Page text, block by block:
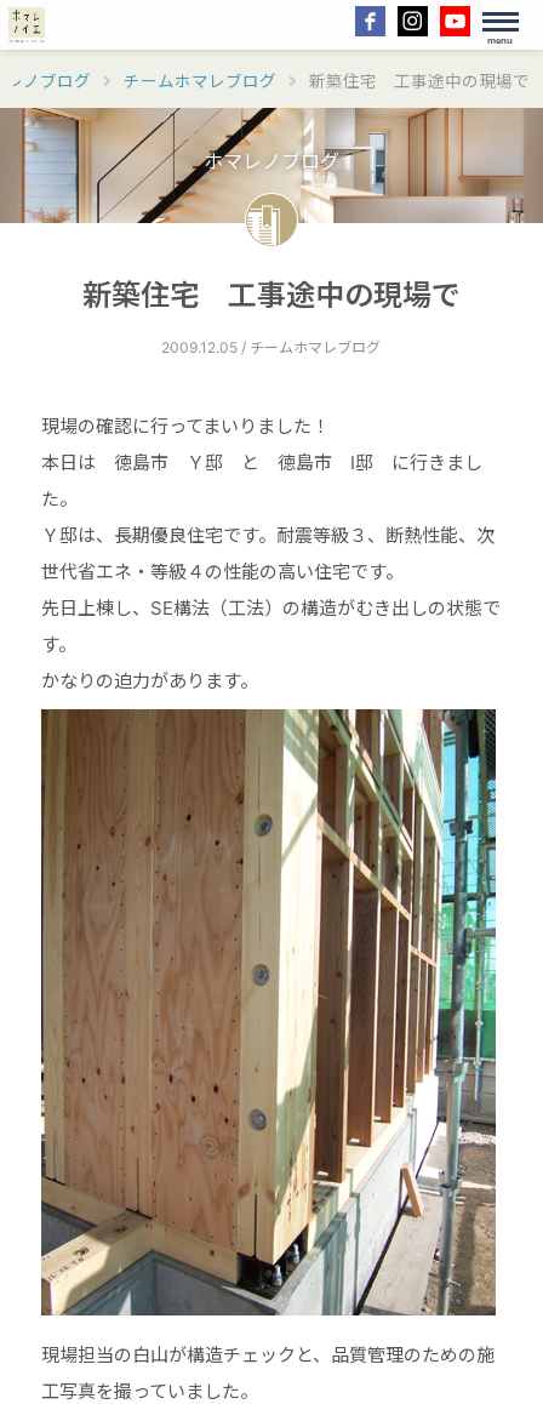
menu
レノブログ チームホマレブログ 新築住宅 工事途中の現場で
ホマレノブログ
新築住宅 工事途中の現場で
2009.12.05 / チームホマレブログ
現場の確認に行ってまいりました！
本日は 徳島市 Ｙ邸 と 徳島市 I邸 に行きまし
た。
Ｙ邸は、長期優良住宅です。耐震等級３、断熱性能、次
世代省エネ・等級４の性能の高い住宅です。
先日上棟し、SE構法（工法）の構造がむき出しの状態で
す。
かなりの迫力があります。
現場担当の白山が構造チェックと、品質管理のための施
工写真を撮っていました。